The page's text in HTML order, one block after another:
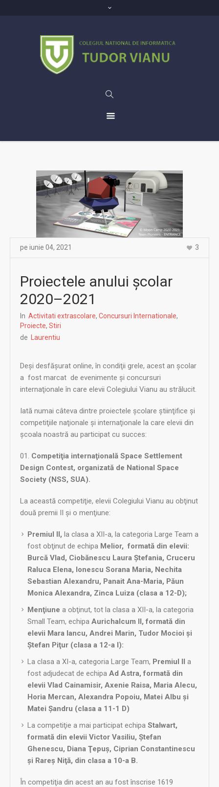
pe iunie 04, 2021 3
Proiectele anului şcolar
2020–2021
In Activitati extrascolare, Concursuri Internationale,
Proiecte, Stiri
de
Laurentiu
Deşi desfăşurat online, în condiţii grele, acest an şcolar
a fost marcat de evenimente şi concursuri
internaţionale în care elevii Colegiului Vianu au strălucit.
Iată numai câteva dintre proiectele şcolare ştiinţifice şi
competiţiile naţionale şi internaţionale la care elevii din
şcoala noastră au participat cu succes:
Competiţia internaţională Space Settlement
Design Contest, organizată de National Space
Society (NSS, SUA).
La această competiţie, elevii Colegiului Vianu au obţinut
două premii II şi o menţiune:
Premiul II, la clasa a XII-a, la categoria Large Team a
fost obţinut de echipa Melior, formată din elevii:
Burcă Vlad, Ciobănescu Laura Ștefania, Cruceru
Raluca Elena, Ionescu Sorana Maria, Nechita
Sebastian Alexandru, Panait Ana-Maria, Păun
Monica Alexandra, Zinca Luiza (clasa a 12-D);
Menţiune a obţinut, tot la clasa a XII-a, la categoria
Small Team, echipa Aurichalcum II, formată din
elevii Mara Iancu, Andrei Marin, Tudor Mocioi și
Ştefan Piţur (clasa a 12-a I):
La clasa a XI-a, categoria Large Team, Premiul II a
fost adjudecat de echipa Ad Astra, formată din
elevii Vlad Cainamisir, Axenie Raisa, Maria Alecu,
Horia Mercan, Alexandra Popoiu, Matei Albu şi
Matei Şandru (clasa a 11-1 D)
La competiţie a mai participat echipa Stalwart,
formată din elevii Victor Vasiliu, Ştefan
Ghenescu, Diana Ţepuş, Ciprian Constantinescu
şi Rareş Niţă, din clasa a 10-a B.
În competiţia din acest an au fost înscrise 1619